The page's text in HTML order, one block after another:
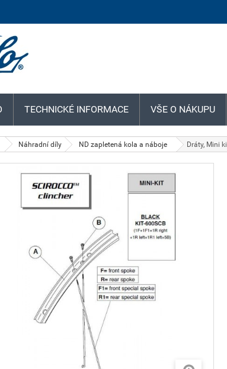
Náhradní díly ND zapletená kola a náboje Dráty, Mini
TECHNICKÉ INFORMACE VŠE O NÁKUPU